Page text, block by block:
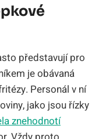
představují pro
je obávaná
Personál v ní
jako jsou řízky
znehodnotí